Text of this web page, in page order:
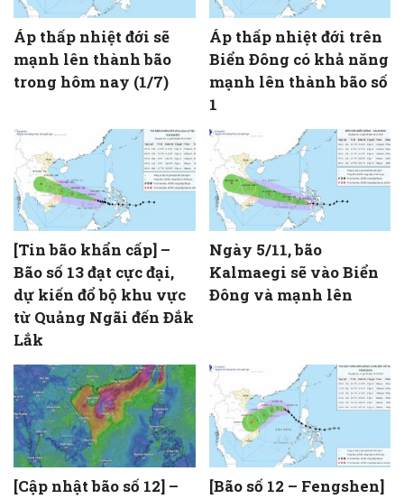
Áp thấp nhiệt đới sẽ
mạnh lên thành bão
trong hôm nay (1/7)
Áp thấp nhiệt đới trên
Biển Đông có khả năng
mạnh lên thành bão số
1
[Tin bão khẩn cấp] –
Bão số 13 đạt cực đại,
dự kiến đổ bộ khu vực
từ Quảng Ngãi đến Đắk
Lắk
Ngày 5/11, bão
Kalmaegi sẽ vào Biển
Đông và mạnh lên
[Cập nhật bão số 12] –
[Bão số 12 – Fengshen]